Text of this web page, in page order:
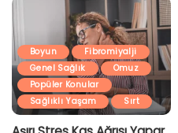
Boyun
Fibromiyalji
Genel Sağlık
Omuz
Popüler Konular
Sağlıklı Yaşam
Sırt